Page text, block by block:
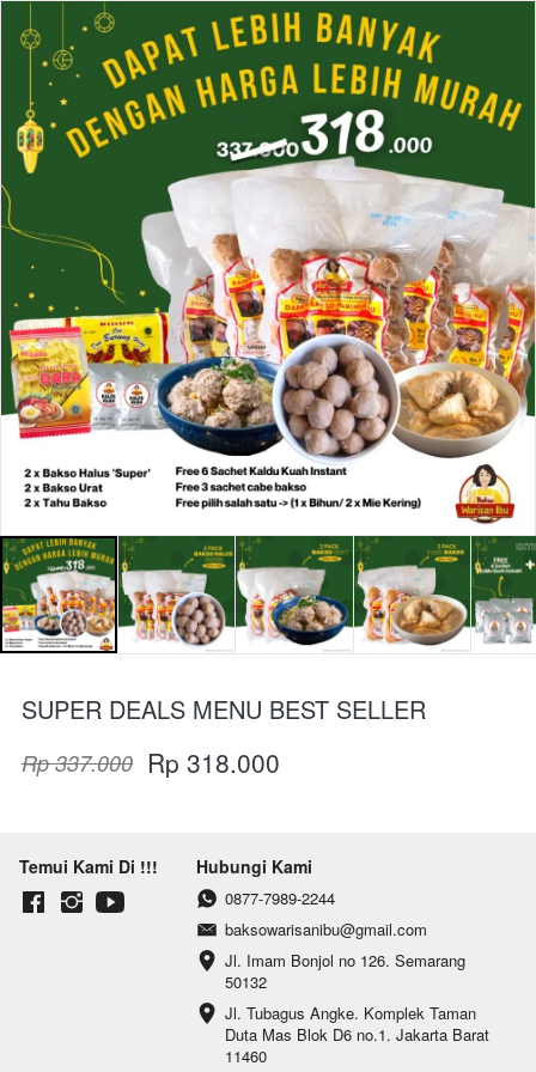
SUPER DEALS MENU BEST SELLER
Rp 337.000 Rp 318.000
Temui Kami Di !!! Hubungi Kami
0877-7989-2244
baksowarisanibu@gmail.com
Jl. Imam Bonjol no 126. Semarang
50132
Jl. Tubagus Angke. Komplek Taman
Duta Mas Blok D6 no.1. Jakarta Barat
11460